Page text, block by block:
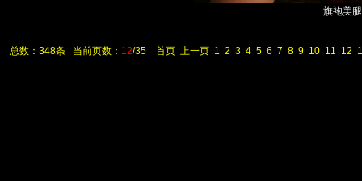
旗袍美
总数：348条 当前页数： 12/35 首页 上一页 1 2 3 4 5 6 7 8 9 10 11 12